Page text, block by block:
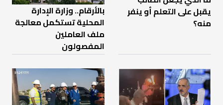
يقبل على التعلم أو ينفر
منه؟
بالأرقام.. وزارة الإدارة
المحلية تستكمل معالجة
ملف العاملين
المفصولون